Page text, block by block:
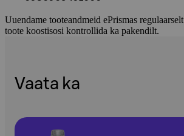
Uuendame tooteandmeid ePrismas
toote koostisosi kontrollida ka pakendilt.
Vaata ka